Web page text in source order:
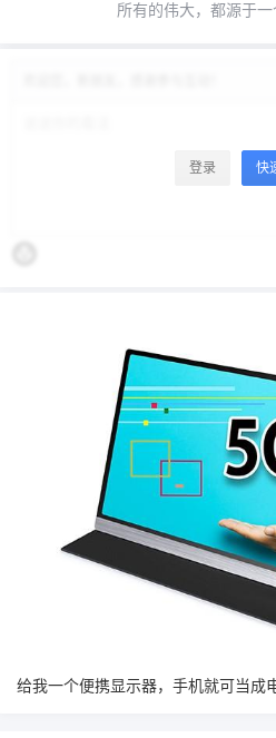
所有的伟大，都源于一
登录 快
给我一个便携显示器，手机就可当成